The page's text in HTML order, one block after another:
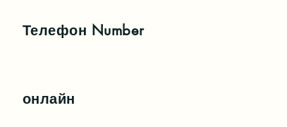
Телефон Number
онлайн